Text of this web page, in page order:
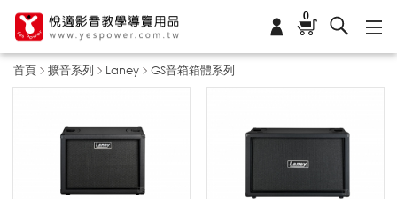
0
首頁 擴音系列 Laney GS音箱箱體系列